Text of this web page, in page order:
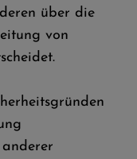
über die
von